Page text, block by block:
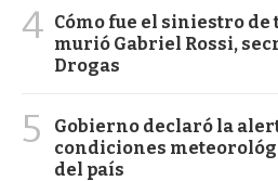
4 Cómo fue el siniestro
murió Gabriel Rossi,
Drogas
5
Gobierno declaró la
condiciones
del país